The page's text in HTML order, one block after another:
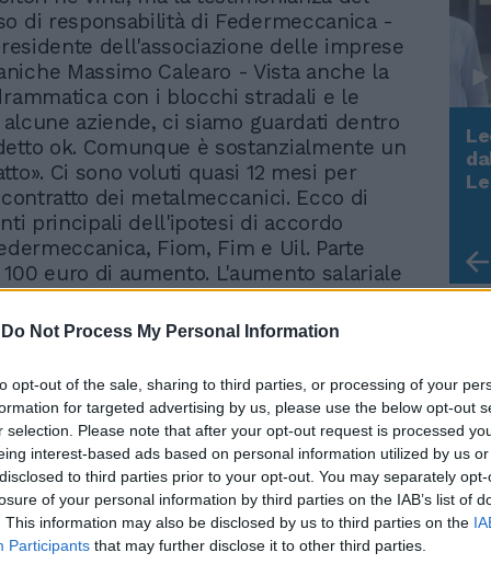
Do Not Process My Personal Information
opt-out of the sale, sharing to third parties, or processing of your
for targeted advertising by us, please use the below opt-out
selection. Please note that after your opt-out request is processed
interest-based ads based on personal information utilized by us
to third parties prior to your opt-out. You may separately
of your personal information by third parties on the IAB’s list of
This information may also be disclosed by us to third parties on the
Participants that may further disclose it to other third parties.
di responsabilità di Federmeccanica -
dell'associazione delle imprese
Massimo Calearo - Vista anche la
con i blocchi stradali e le
aziende, ci siamo guardati dentro
ok. Comunque è sostanzialmente un
Ci sono voluti quasi 12 mesi per
dei metalmeccanici. Ecco di
principali dell'ipotesi di accordo
Fiom, Fim e Uil. Parte
euro di aumento. L'aumento salariale
a 100 euro. Una cifra che sarà
scaqlioni: 60 euro a gennaio 2006, 25
2006 e 15 euro a marzo 2007. Si tratta
del 6,04%, superiore di 1 punto
al tasso di inflazione programmata per il
2007. Per la vacanza contrattuale: 320
di una tantum sono state destinate
periodo di vacanza contrattuale, cioè
dalla scadenza del vecchio
cifra fissata è di 320 euro, che verranno
tranche: 160 euro a febbraio 2006 e altri
Rudy Giuliani a Come States?
Trump, Meloni e la strategia
americana